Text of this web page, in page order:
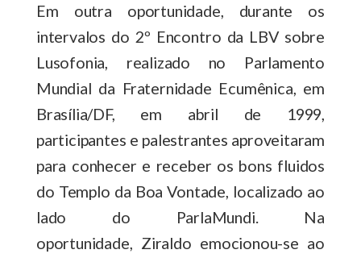
Em outra oportunidade, durante os
intervalos do 2º Encontro da LBV sobre
Lusofonia, realizado no Parlamento
Mundial da Fraternidade Ecumênica, em
Brasília/DF, em abril de 1999,
participantes e palestrantes aproveitaram
para conhecer e receber os bons fluidos
do Templo da Boa Vontade, localizado ao
lado do ParlaMundi. Na
oportunidade, Ziraldo emocionou-se ao